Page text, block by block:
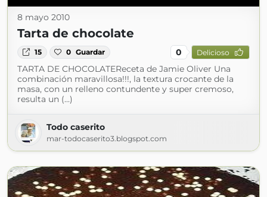
8 mayo 2010
Tarta de chocolate
15 0 Guardar 0 Delicioso
TARTA DE CHOCOLATEReceta de Jamie Oliver Una
combinación maravillosa!!!, la textura crocante de la
masa, con un relleno contundente y super cremoso,
resulta un (...)
Todo caserito
mar-todocaserito3.blogspot.com